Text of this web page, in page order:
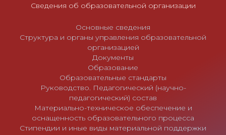
Сведения об образовательной организации
Основные сведения
Структура и органы управления образовательной
организацией
Документы
Образование
Образовательные стандарты
Руководство. Педагогический (научно-
педагогический) состав
Материально-техническое обеспечение и
оснащенность образовательного процесса
Стипендии и иные виды материальной поддержки